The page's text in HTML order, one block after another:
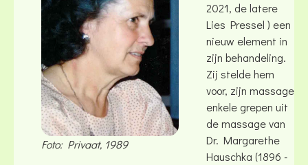
Foto: Privaat, 1989
2021, de latere
Lies Pressel ) een
nieuw element in
zijn behandeling.
Zij stelde hem
voor, zijn massage
enkele grepen uit
de massage van
Dr. Margarethe
Hauschka (1896 -